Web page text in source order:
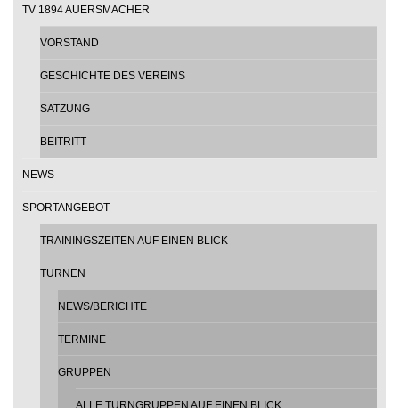
TV 1894 AUERSMACHER
VORSTAND
GESCHICHTE DES VEREINS
SATZUNG
BEITRITT
NEWS
SPORTANGEBOT
TRAININGSZEITEN AUF EINEN BLICK
TURNEN
NEWS/BERICHTE
TERMINE
GRUPPEN
ALLE TURNGRUPPEN AUF EINEN BLICK